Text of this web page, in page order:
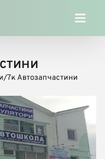
/7к Автозапчастини